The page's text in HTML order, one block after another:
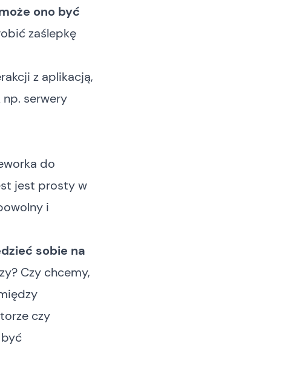
ono być
zaślepkę
z aplikacją,
serwery
do
jest prosty w
i
sobie na
Czy chcemy,
czy